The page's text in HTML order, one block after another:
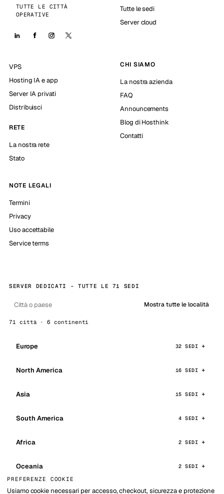
TUTTE LE CITTÀ
OPERATIVE
Tutte le sedi
Server cloud
VPS
Hosting IA e app
Server IA privati
Distribuisci
RETE
La nostra rete
Stato
CHI SIAMO
La nostra azienda
FAQ
Announcements
Blog di Hosthink
Contatti
NOTE LEGALI
Termini
Privacy
Uso accettabile
Service terms
SERVER DEDICATI - TUTTE LE 71 SEDI
Mostra tutte le località
71 città · 6 continenti
Europe 32 SEDI
North America 16 SEDI
Asia 15 SEDI
South America 4 SEDI
Africa 2 SEDI
Oceania 2 SEDI
PREFERENZE COOKIE
Usiamo cookie necessari per accesso, checkout, sicurezza e protezione